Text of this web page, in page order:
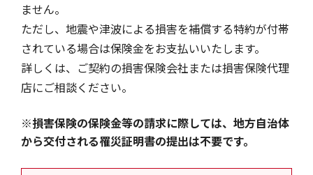
個人賠償責任保険
風水雪災等による損害を補償する損害保険
ペット保険
所在地（本部・支部）
損害保険お役立ち情報
会員会社等一覧
医療研修
交通事故医療研究助成
協会ニュースリリース
会員各社ニュースリリース
協会からのお知らせ
損害保険の相談窓口
自然災害損保契約のご照会
他の紛争解決機関等
ません。
ただし、地震や津波による損害を補償する特約が付帯
されている場合は保険金をお支払いいたします。
詳しくは、ご契約の損害保険会社または損害保険代理
店にご相談ください。
※損害保険の保険金等の請求に際しては、地方自治体
から交付される罹災証明書の提出は不要です。